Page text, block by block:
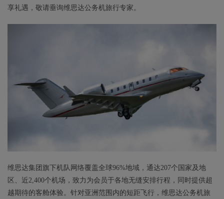
享礼遇，敬请垂询维思达公务机旅行专家。
维思达集团旗下机队网络覆盖全球96%地域，通达207个国家及地
区、近2,400个机场，致力为会员于各地无缝安排行程，同时提供超
越期待的客舱体验。针对亚洲范围内的短距飞行，维思达公务机旅